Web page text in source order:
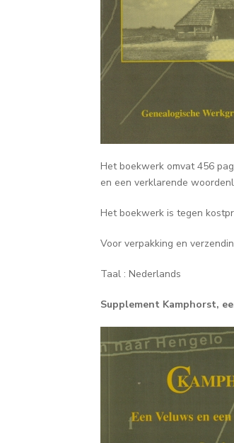
Het boekwerk omvat 456
en een verklarende
Het boekwerk is tegen
Voor verpakking en
Taal : Nederlands
Supplement Kamphorst,